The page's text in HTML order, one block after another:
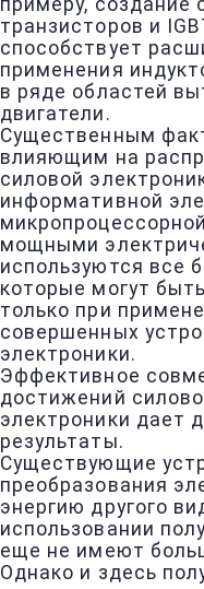
примеру, создание
транзисторов и
способствует
применения
в ряде областей
двигатели.
Существенным
влияющим на
силовой
информативной
мощными
используются все
которые могут
только при
совершенных
электроники.
Эффективное
достижений
электроники дает
результаты.
Существующие
преобразования
энергию другого
использовании
еще не имеют
Однако и здесь